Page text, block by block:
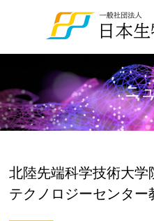
ニ
北陸先端科学技術大
テクノロジーセンター